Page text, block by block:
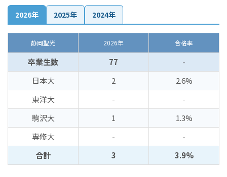
2026年 2025年 2024年
静岡聖光 2026年 合格率
卒業生数 77
-
日本大
2
2.6%
東洋大
-
-
駒沢大
1
1.3%
専修大
-
-
合計
3 3.9%